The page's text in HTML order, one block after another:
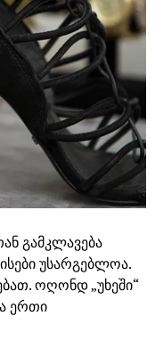
გამკლავება
უსარგებლოა.
ოღონდ „უხეში“
ერთი